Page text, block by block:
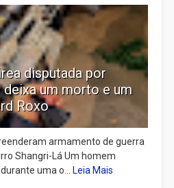
disputada por
um morto e um
Roxo
armamento de guerra
Shangri-Lá Um homem
uma o... Leia Mais